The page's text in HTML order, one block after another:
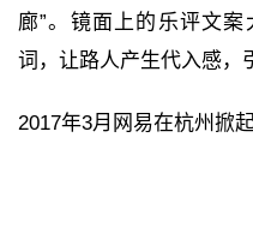
廊”。镜面上的乐评文案
词，让路人产生代入感，
2017年3月网易在杭州掀